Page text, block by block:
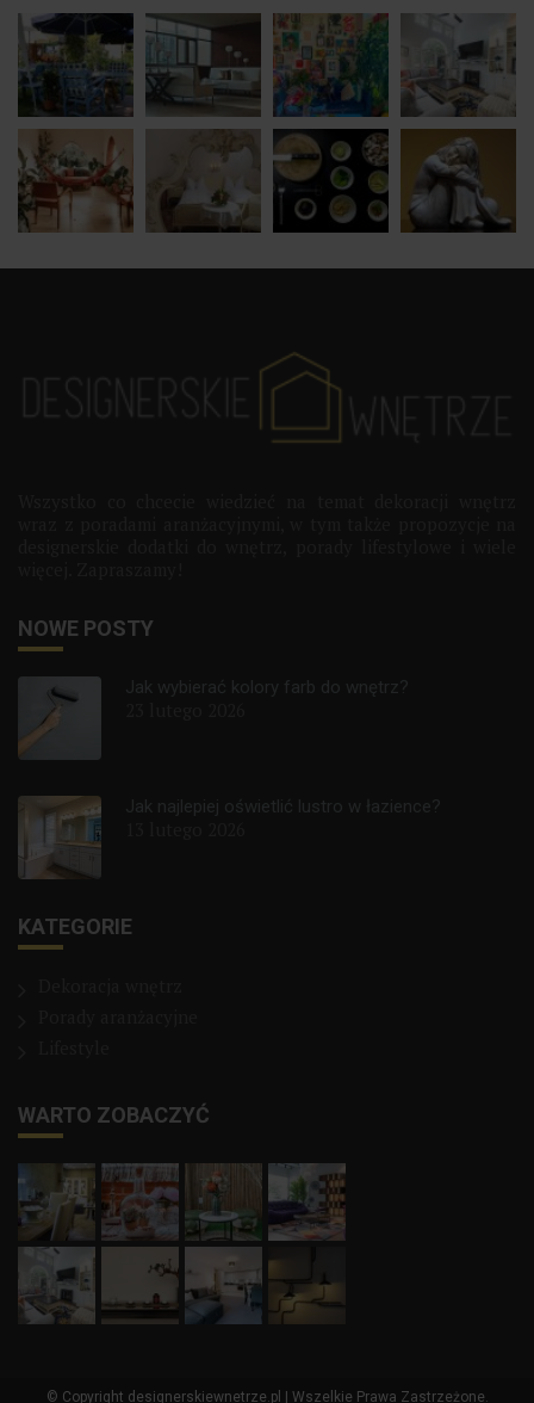
NOWE POSTY
Jak wybierać kolory farb do wnętrz?
Jak najlepiej oświetlić lustro w łazience?
KATEGORIE
WARTO ZOBACZYĆ
© Copyright designerskiewnetrze.pl | Wszelkie Prawa Zastrzeżone.